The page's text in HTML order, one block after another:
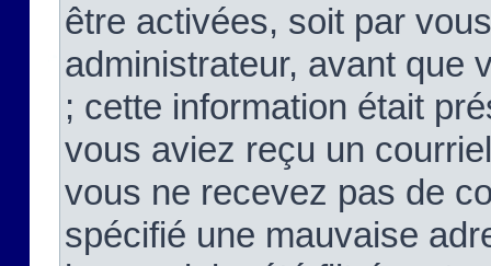
être activées, soit par
administrateur, avant que
; cette information était
vous aviez reçu un
vous ne recevez pas de
spécifié une mauvaise